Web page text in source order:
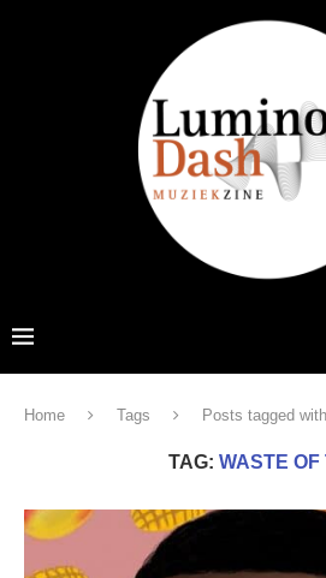
Home Tags Posts tagged
TAG: WASTE OF